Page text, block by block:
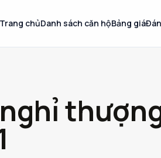
Trang chủDanh sách căn hộBảng giá